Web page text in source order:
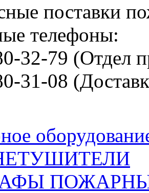
поставки
телефоны:
32-79 (Отдел
31-08